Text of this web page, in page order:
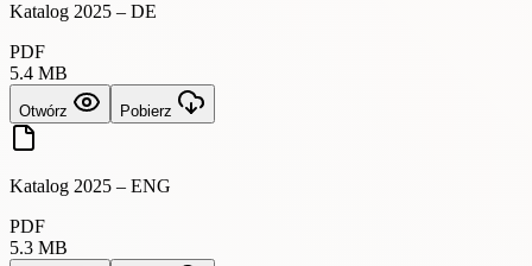
Katalog 2025 – DE
PDF
5.4 MB
Otwórz Pobierz
Katalog 2025 – ENG
PDF
5.3 MB